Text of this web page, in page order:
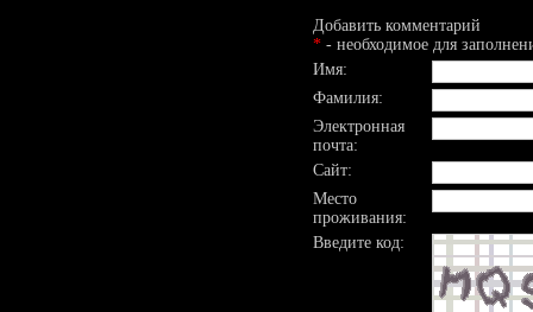
Добавить комментарий
* - необходимое для
Имя:
Фамилия:
Электронная
почта:
Сайт:
Место
проживания:
Введите код: